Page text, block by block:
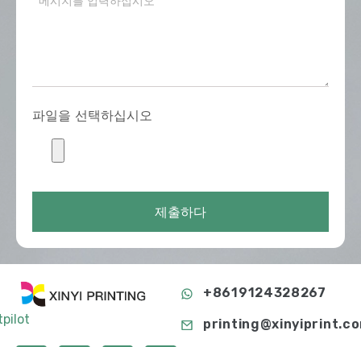
파일을 선택하십시오
제출하다
+8619124328267